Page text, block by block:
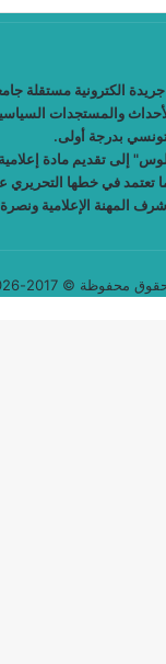
والمستجدات السياسية
بدرجة أولى.
إلى تقديم مادة
تعتمد في خطها
المهنة الإعلامية ونصرة
محفوظة © 2017-2026